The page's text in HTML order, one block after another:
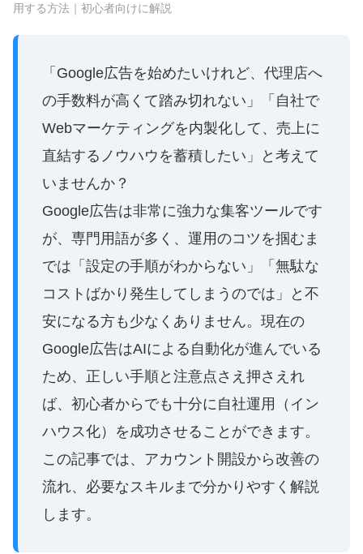
用する方法｜初心者向けに解説
「Google広告を始めたいけれど、代理店へ
の手数料が高くて踏み切れない」「自社で
Webマーケティングを内製化して、売上に
直結するノウハウを蓄積したい」と考えて
いませんか？
Google広告は非常に強力な集客ツールです
が、専門用語が多く、運用のコツを掴むま
では「設定の手順がわからない」「無駄な
コストばかり発生してしまうのでは」と不
安になる方も少なくありません。現在の
Google広告はAIによる自動化が進んでいる
ため、正しい手順と注意点さえ押さえれ
ば、初心者からでも十分に自社運用（イン
ハウス化）を成功させることができます。
この記事では、アカウント開設から改善の
流れ、必要なスキルまで分かりやすく解説
します。